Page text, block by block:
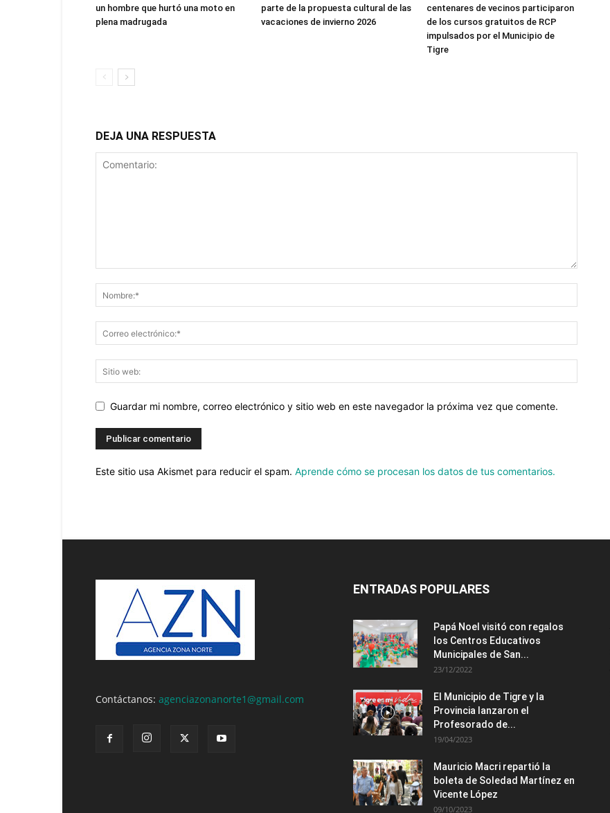
un hombre que hurtó una moto en
plena madrugada
parte de la propuesta cultural de las
vacaciones de invierno 2026
centenares de vecinos participaron
de los cursos gratuitos de RCP
impulsados por el Municipio de
Tigre
DEJA UNA RESPUESTA
Guardar mi nombre, correo electrónico y sitio web en este navegador la próxima vez que comente.
Este sitio usa Akismet para reducir el spam. Aprende cómo se procesan los datos de tus comentarios.
Contáctanos: agenciazonanorte1@gmail.com
ENTRADAS POPULARES
Papá Noel visitó con regalos
los Centros Educativos
Municipales de San...
23/12/2022
El Municipio de Tigre y la
Provincia lanzaron el
Profesorado de...
19/04/2023
Mauricio Macri repartió la
boleta de Soledad Martínez en
Vicente López
09/10/2023